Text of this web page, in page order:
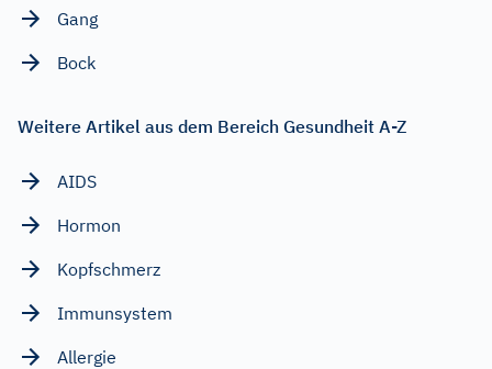
Gang
Bock
Weitere Artikel aus dem Bereich Gesundheit A-Z
AIDS
Hormon
Kopfschmerz
Immunsystem
Allergie